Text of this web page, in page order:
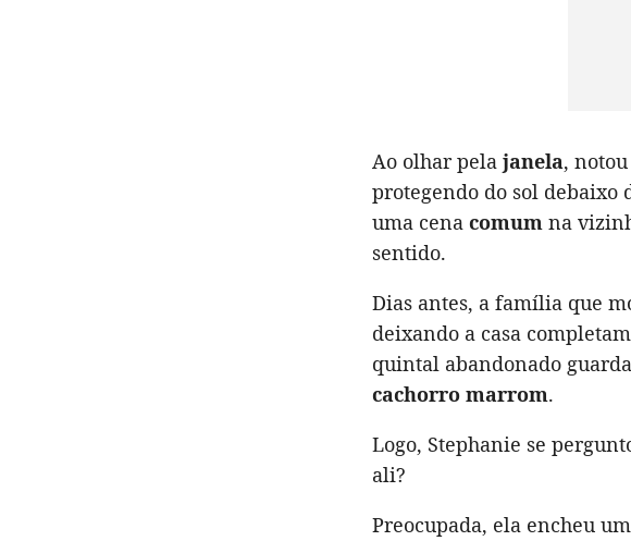
Ao olhar pela janela,
protegendo do sol
uma cena comum na
sentido.
Dias antes, a família que
deixando a casa
quintal abandonado
cachorro marrom.
Logo, Stephanie se
ali?
Preocupada, ela encheu